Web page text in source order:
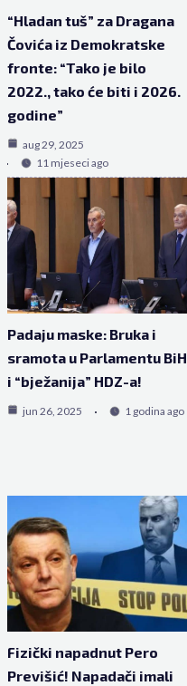
“Hladan tuš” za Dragana
Čovića iz Demokratske
fronte: “Tako je bilo
2022., tako će biti i 2026.
godine”
aug 29, 2025
11 mjeseci ago
Padaju maske: Bruka i
sramota u Parlamentu BiH
i “bježanija” HDZ-a!
jun 26, 2025 1 godina ago
Fizički napadnut Pero
Previšić! Napadači imali